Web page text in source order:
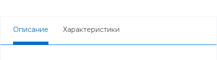
Описание Характеристики